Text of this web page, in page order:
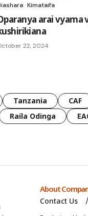
Kimataifa
arai vyama
22, 2024
Tanzania CAF
Raila Odinga
About
Contact Us